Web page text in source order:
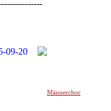
Männerchor